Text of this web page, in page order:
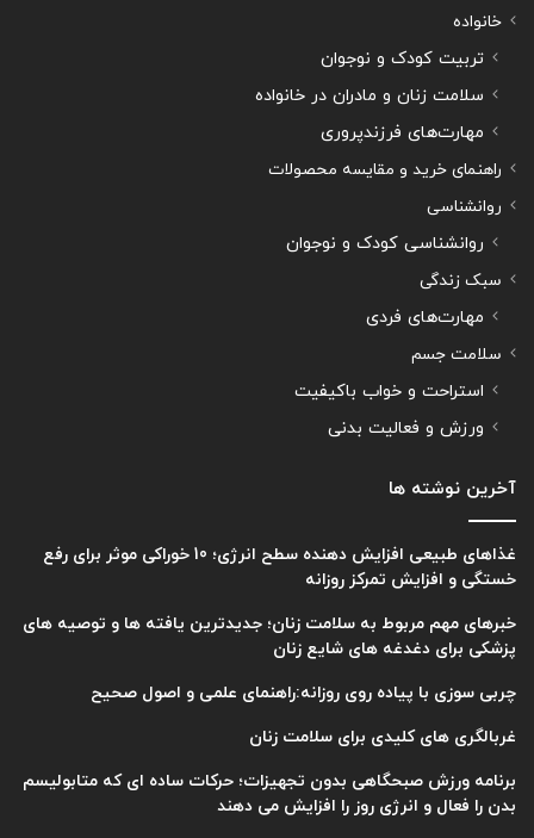
خانواده
تربیت کودک و نوجوان
سلامت زنان و مادران در خانواده
مهارت‌های فرزندپروری
راهنمای خرید و مقایسه محصولات
روانشناسی
روانشناسی کودک و نوجوان
سبک زندگی
مهارت‌های فردی
سلامت جسم
استراحت و خواب باکیفیت
ورزش و فعالیت بدنی
آخرین نوشته ها
غذاهای طبیعی افزایش دهنده سطح انرژی؛ 10 خوراکی موثر برای رفع
خستگی و افزایش تمرکز روزانه
خبرهای مهم مربوط به سلامت زنان؛ جدیدترین یافته ها و توصیه های
پزشکی برای دغدغه های شایع زنان
چربی سوزی با پیاده روی روزانه:راهنمای علمی و اصول صحیح
غربالگری های کلیدی برای سلامت زنان
برنامه ورزش صبحگاهی بدون تجهیزات؛ حرکات ساده ای که متابولیسم
بدن را فعال و انرژی روز را افزایش می دهند